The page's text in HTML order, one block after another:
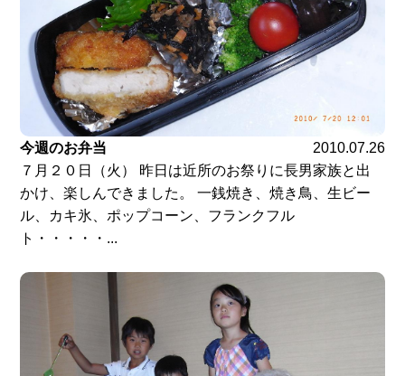
今週のお弁当
2010.07.26
７月２０日（火） 昨日は近所のお祭りに長男家族と出
かけ、楽しんできました。 一銭焼き、焼き鳥、生ビー
ル、カキ氷、ポップコーン、フランクフル
ト・・・・・...